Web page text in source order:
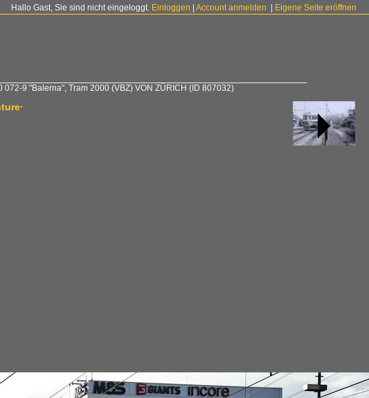
Hallo Gast, Sie sind nicht eingeloggt. Einloggen Account anmelden Eigene Seite eröffnen
072-9 "Balerna", Tram 2000 (VBZ) VON ZÜRICH (ID 807032)